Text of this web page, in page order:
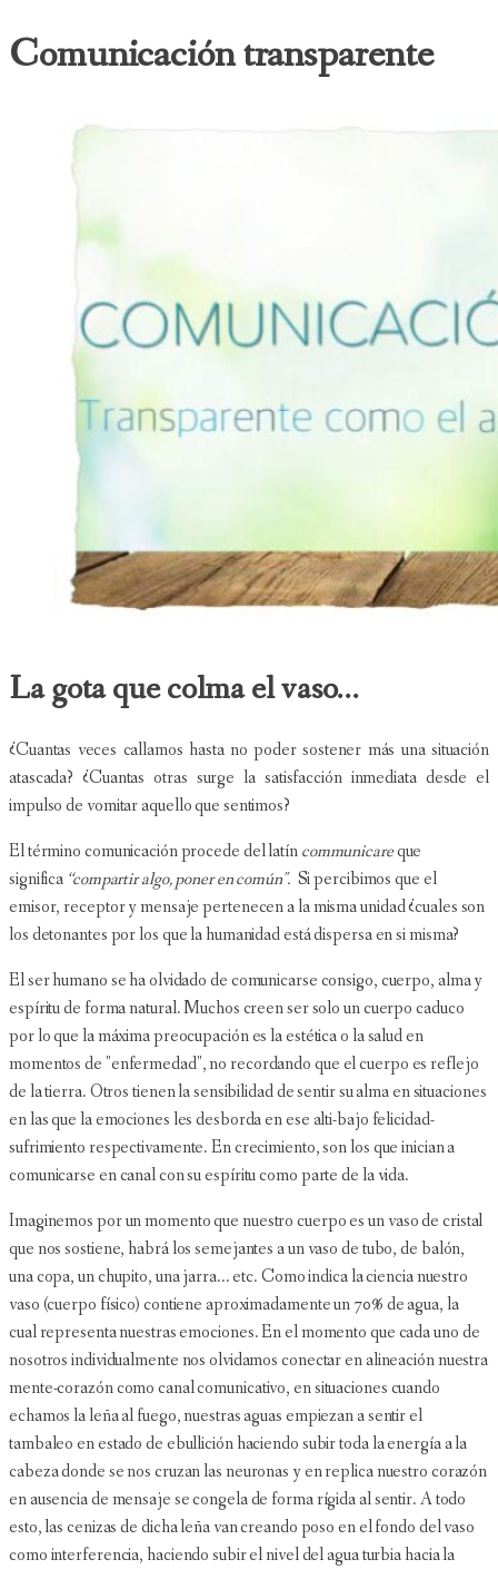
Comunicación transparente
La gota que colma el vaso...
¿Cuantas veces callamos hasta no poder sostener más una situación
atascada? ¿Cuantas otras surge la satisfacción inmediata desde el
impulso de vomitar aquello que sentimos?
El término comunicación procede del latíncommunicareque
significa “compartir algo, poner en común". Si percibimos que el
emisor, receptor y mensaje pertenecen a la misma unidad ¿cuales son
los detonantes por los que la humanidad está dispersa en si misma?
El ser humano se ha olvidado de comunicarse consigo, cuerpo, alma y
espíritu de forma natural. Muchos creen ser solo un cuerpo caduco
por lo que la máxima preocupación es la estética o la salud en
momentos de "enfermedad", no recordando que el cuerpo es reflejo
de la tierra. Otros tienen la sensibilidad de sentir su alma en situaciones
en las que la emociones les desborda en ese alti-bajo felicidad-
sufrimiento respectivamente. En crecimiento, son los que inician a
comunicarse en canal con su espíritu como parte de la vida.
Imaginemos por un momento que nuestro cuerpo es un vaso de cristal
que nos sostiene, habrá los semejantes a un vaso de tubo, de balón,
una copa, un chupito, una jarra... etc. Como indica la ciencia nuestro
vaso (cuerpo físico) contiene aproximadamente un 70% de agua, la
cual representa nuestras emociones. En el momento que cada uno de
nosotros individualmente nos olvidamos conectar en alineación nuestra
mente-corazón como canal comunicativo, en situaciones cuando
echamos la leña al fuego, nuestras aguas empiezan a sentir el
tambaleo en estado de ebullición haciendo subir toda la energía a la
cabeza donde se nos cruzan las neuronas y en replica nuestro corazón
en ausencia de mensaje se congela de forma rígida al sentir. A todo
esto, las cenizas de dicha leña van creando poso en el fondo del vaso
como interferencia, haciendo subir el nivel del agua turbia hacia la